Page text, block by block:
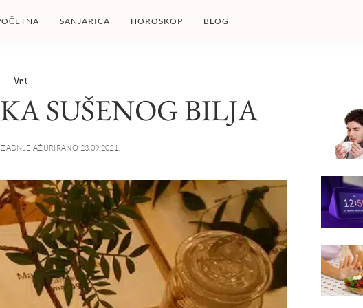
SANJARICA HOROSKOP BLOG
Vrt
SUŠENOG BILJA
ZADNJE AŽURIRANO 23.09.2021.